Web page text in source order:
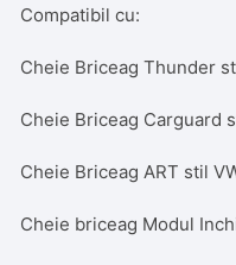
Compatibil cu:
Cheie Briceag Thunder
Cheie Briceag Carguard
Cheie Briceag ART stil
Cheie briceag Modul